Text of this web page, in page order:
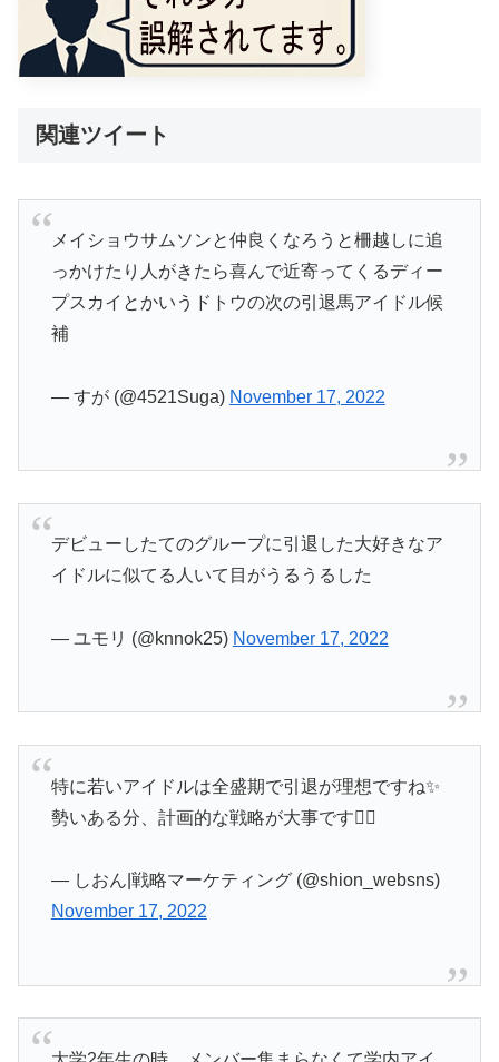
関連ツイート
メイショウサムソンと仲良くなろうと柵越しに追
っかけたり人がきたら喜んで近寄ってくるディー
プスカイとかいうドトウの次の引退馬アイドル候
補
— すが (@4521Suga) November 17, 2022
デビューしたてのグループに引退した大好きなア
イドルに似てる人いて目がうるうるした
— ユモリ (@knnok25) November 17, 2022
特に若いアイドルは全盛期で引退が理想ですね✨
勢いある分、計画的な戦略が大事です❤️‍🔥
— しおん|戦略マーケティング (@shion_websns)
November 17, 2022